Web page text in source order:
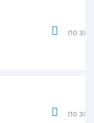
по
по